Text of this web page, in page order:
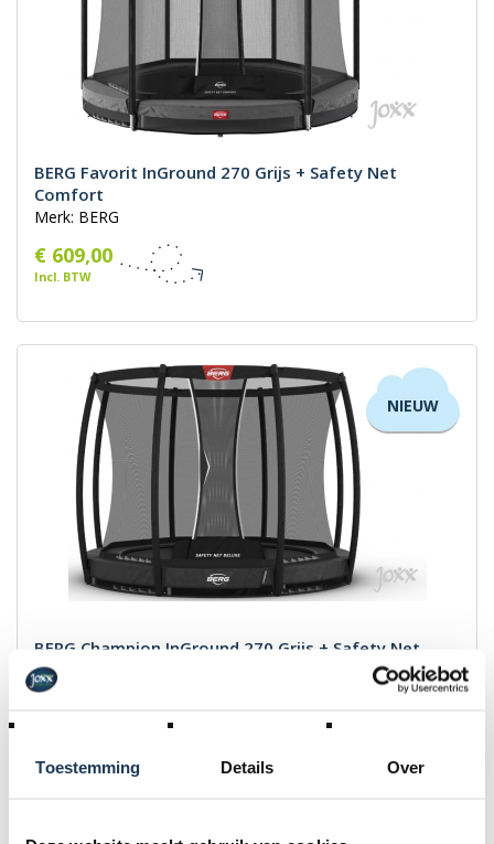
Toestemming Details Over
BERG Favorit InGround 270 Grijs + Safety Net
Comfort
Merk: BERG
€ 609,00
Incl. BTW
NIEUW
BERG Champion InGround 270 Grijs + Safety Net
Deluxe
Merk: BERG